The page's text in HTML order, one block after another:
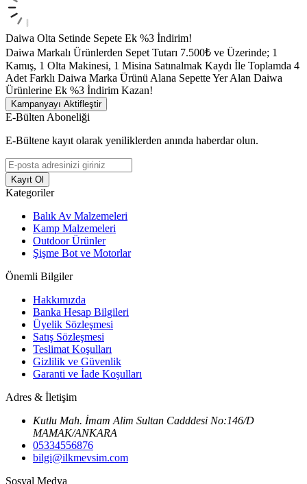
Daiwa Olta Setinde Sepete Ek %3 İndirim!
Daiwa Markalı Ürünlerden Sepet Tutarı 7.500₺ ve Üzerinde; 1
Kamış, 1 Olta Makinesi, 1 Misina Satınalmak Kaydı İle Toplamda 4
Adet Farklı Daiwa Marka Ürünü Alana Sepette Yer Alan Daiwa
Ürünlerine Ek %3 İndirim Kazan!
Kampanyayı Aktifleştir
E-Bülten Aboneliği
E-Bültene kayıt olarak yeniliklerden anında haberdar olun.
Kayıt Ol
Kategoriler
Balık Av Malzemeleri
Kamp Malzemeleri
Outdoor Ürünler
Şişme Bot ve Motorlar
Önemli Bilgiler
Hakkımızda
Banka Hesap Bilgileri
Üyelik Sözleşmesi
Satış Sözleşmesi
Teslimat Koşulları
Gizlilik ve Güvenlik
Garanti ve İade Koşulları
Adres & İletişim
Kutlu Mah. İmam Alim Sultan Cadddesi No:146/D
MAMAK/ANKARA
05334556876
bilgi@ilkmevsim.com
Sosyal Medya